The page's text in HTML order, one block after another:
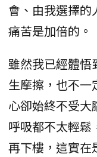
會、由我選擇的
痛苦是加倍的。
雖然我已經體悟
生摩擦，也不一
心卻始終不受大
呼吸都不太輕鬆
再下樓，這實在